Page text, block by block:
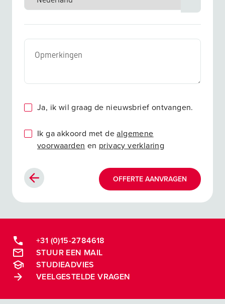
Ja, ik wil graag de nieuwsbrief ontvangen.
Ik ga akkoord met dealgemene
voorwaarden en privacy verklaring
OFFERTE AANVRAGEN
+31 (0)15-2784618
STUUR EEN MAIL
STUDIEADVIES
VEELGESTELDE VRAGEN